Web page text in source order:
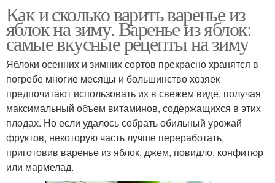
Как и сколько варить варенье из
яблок на зиму. Варенье из яблок:
самые вкусные рецепты на зиму
Яблоки осенних и зимних сортов прекрасно хранятся в
погребе многие месяцы и большинство хозяек
предпочитают использовать их в свежем виде, получая
максимальный объем витаминов, содержащихся в этих
плодах. Но если удалось собрать обильный урожай
фруктов, некоторую часть лучше переработать,
приготовив варенье из яблок, джем, повидло, конфитюр
или мармелад.